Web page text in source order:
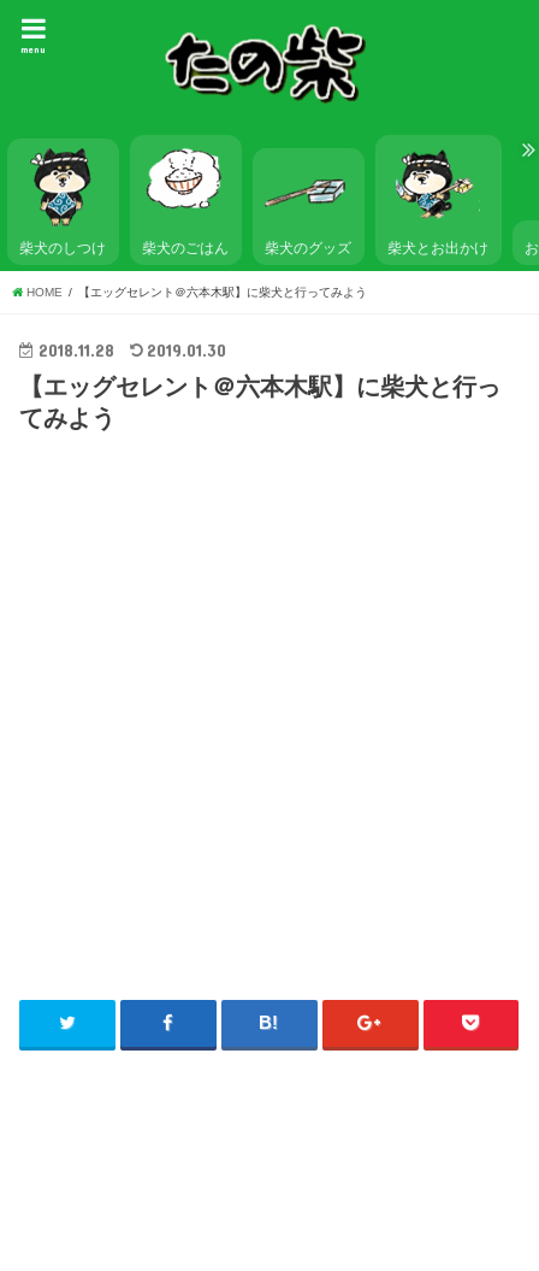
menu
柴犬のしつけ 柴犬のごはん 柴犬のグッズ 柴犬とお出かけ
HOME 【エッグセレント＠六本木駅】に柴犬と行ってみよう
2018.11.28 2019.01.30
【エッグセレント＠六本木駅】に柴犬と行っ
てみよう